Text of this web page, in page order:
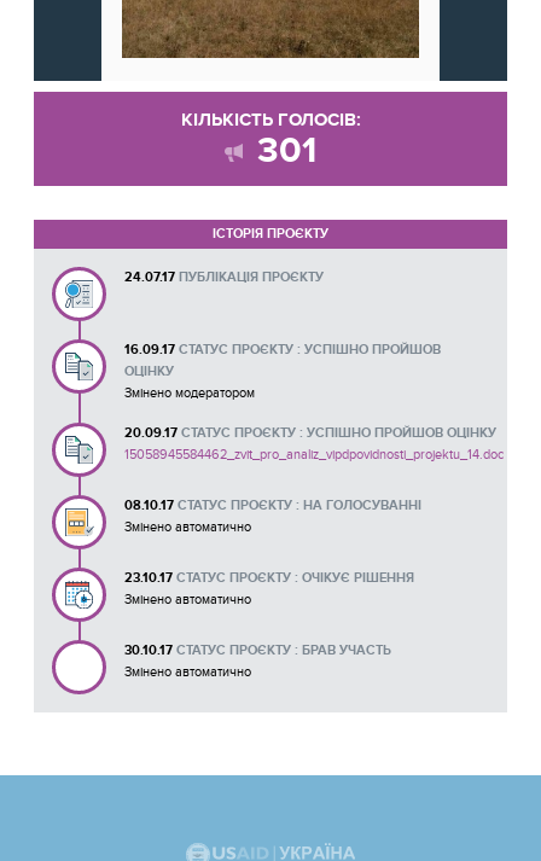
КІЛЬКІСТЬ ГОЛОСІВ:
301
ІСТОРІЯ ПРОЄКТУ
24.07.17 ПУБЛІКАЦІЯ ПРОЄКТУ
16.09.17 СТАТУС ПРОЄКТУ : УСПІШНО ПРОЙШОВ
ОЦІНКУ
Змінено модератором
20.09.17 СТАТУС ПРОЄКТУ : УСПІШНО ПРОЙШОВ ОЦІНКУ
15058945584462_zvit_pro_analiz_vipdpovidnosti_projektu_14.doc
08.10.17 СТАТУС ПРОЄКТУ : НА ГОЛОСУВАННІ
Змінено автоматично
23.10.17 СТАТУС ПРОЄКТУ : ОЧІКУЄ РІШЕННЯ
Змінено автоматично
30.10.17 СТАТУС ПРОЄКТУ : БРАВ УЧАСТЬ
Змінено автоматично